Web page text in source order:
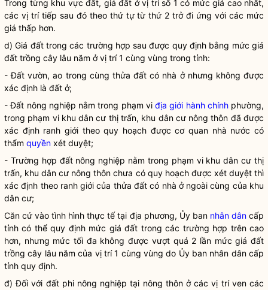
Trong từng khu vực đất, giá đất ở vị trí số 1 có mức giá cao nhất,
các vị trí tiếp sau đó theo thứ tự từ thứ 2 trở đi ứng với các mức
giá thấp hơn.
d)Giá đất trong các trường hợp sau được quy định bằng mứcgiá
đất trồng cây lâu năm ở vị trí 1 cùng vùng trong tỉnh:
- Đất vườn, ao trong cùng thửa đất có nhà ở nhưng không được
xác định là đất ở;
- Đất nông nghiệp nằm trong phạm vi địa giới hành chínhphường,
trong phạm vi khu dân cư thị trấn, khu dân cư nông thôn đã được
xác định ranh giới theo quy hoạch được cơ quan nhà nước có
thẩm quyền xét duyệt;
- Trường hợp đất nông nghiệp nằm trong phạm vi khu dân cư thị
trấn, khu dân cư nông thôn chưa có quy hoạch được xét duyệt thì
xác định theo ranh giới của thửa đất có nhà ở ngoài cùng của khu
dân cư;
Căn cứ vào tình hình thực tế tại địa phương, Ủy ban nhân dâncấp
tỉnh có thể quy định mức giá đất trong các trường hợp trên cao
hơn, nhưng mức tối đa không được vượt quá 2 lần mứcgiá đất
trồng cây lâu năm của vị trí 1 cùng vùng do Ủy ban nhân dâncấp
tỉnh quy định.
đ) Đối với đất phi nông nghiệp tại nông thôn ở các vị trí ven các